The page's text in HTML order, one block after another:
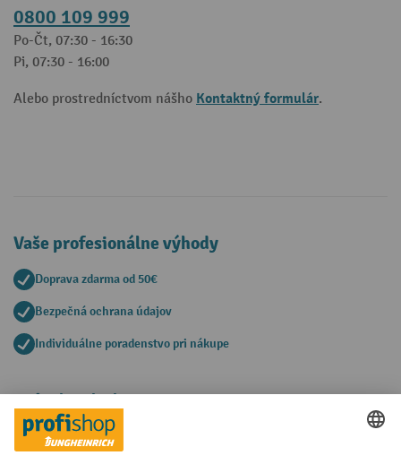
0800 109 999
Po-Čt, 07:30 - 16:30
Pi, 07:30 - 16:00
Alebo prostredníctvom nášho Kontaktný formulár.
Vaše profesionálne výhody
Doprava zdarma od 50€
Bezpečná ochrana údajov
Individuálne poradenstvo pri nákupe
Spôsoby platby
Creditcard (Master)Creditcard (Visa)